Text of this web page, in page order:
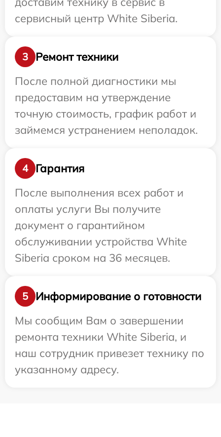
сервисный центр White Siberia.
3
Ремонт техники
После полной диагностики мы
предоставим на утверждение
точную стоимость, график работ и
займемся устранением неполадок.
4
Гарантия
После выполнения всех работ и
оплаты услуги Вы получите
документ о гарантийном
обслуживании устройства White
Siberia сроком на 36 месяцев.
5
Информирование о готовности
Мы сообщим Вам о завершении
ремонта техники White Siberia, и
наш сотрудник привезет технику по
указанному адресу.